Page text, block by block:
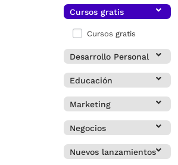
Cursos gratis
Cursos gratis
Desarrollo Personal
Educación
Marketing
Negocios
Nuevos lanzamientos